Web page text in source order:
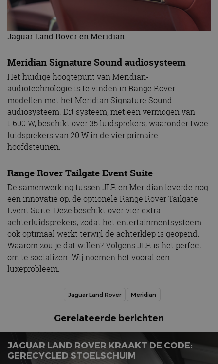
Jaguar Land Rover en Meridian
Meridian Signature Sound audiosysteem
Het huidige hoogtepunt van Meridian-
audiotechnologie is te vinden in Range Rover
modellen met het Meridian Signature Sound
audiosysteem. Dit systeem, met een vermogen van
1.600 W, beschikt over 35 luidsprekers, waaronder twee
luidsprekers van 20 W in de vier primaire
hoofdsteunen.
Range Rover Tailgate Event Suite
De samenwerking tussen JLR en Meridian leverde nog
een innovatie op: de optionele Range Rover Tailgate
Event Suite. Deze beschikt over vier extra
achterluidsprekers, zodat het entertainmentsysteem
ook optimaal werkt terwijl de achterklep is geopend.
Waarom zou je dat willen? Volgens JLR is het perfect
om te socializen. Wij noemen het vooral een
luxeprobleem.
Jaguar Land Rover Meridian
Gerelateerde berichten
JAGUAR LAND ROVER KRAAKT DE CODE:
GERECYCLED STOELSCHUIM